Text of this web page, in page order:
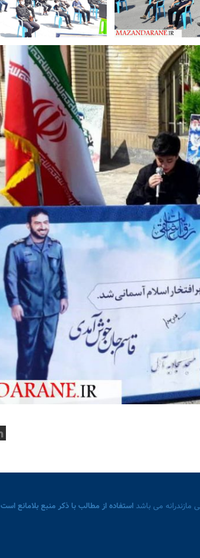
مازندرانه می باشداستفاده از مطالب با ذکر منبع بلامانع است